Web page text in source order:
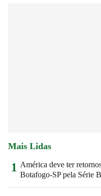
Mais Lidas
1 América deve ter
Botafogo-SP pela Série B